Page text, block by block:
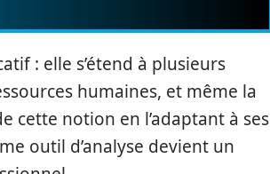
: elle s’étend à plusieurs
humaines, et même la
notion en l’adaptant à ses
outil d’analyse devient un